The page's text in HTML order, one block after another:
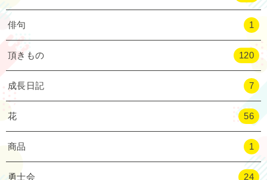
俳句 1
頂きもの 120
成長日記 7
花 56
商品 1
勇士会 24